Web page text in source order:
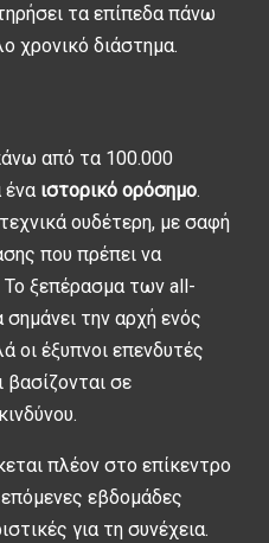
τα επίπεδα πάνω
χρονικό διάστημα.
από τα 100.000
ένα ιστορικό ορόσημο.
ουδέτερη, με σαφή
που πρέπει να
Το ξεπέρασμα των all-
την αρχή ενός
οι έξυπνοι επενδυτές
βασίζονται σε
πλέον στο επίκεντρο
εβδομάδες
για τη συνέχεια.